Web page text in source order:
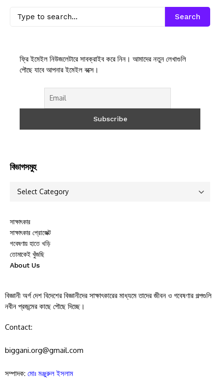
Search
ফ্রি ইমেইল নিউজলেটারে সাবক্রাইব করে নিন। আমাদের নতুন লেখাগুলি
পৌছে যাবে আপনার ইমেইল বক্সে।
বিভাগসমুহ
সাক্ষাৎকার
সাক্ষাৎকার প্রোজেক্ট
গবেষণায় হাতে খড়ি
তোমাকেই খুঁজছি
About Us
বিজ্ঞানী অর্গ দেশ বিদেশের বিজ্ঞানীদের সাক্ষাৎকারের মাধ্যমে তাদের জীবন ও গবেষণার গল্পগুলি
নবীন প্রজন্মের কাছে পৌছে দিচ্ছে।
Contact:
biggani.org@gmail.com
সম্পাদক: মোঃ মঞ্জুরুল ইসলাম